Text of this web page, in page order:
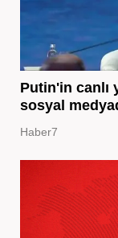
Putin'in canlı
sosyal
Haber7